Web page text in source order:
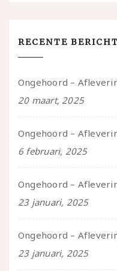
RECENTE
20 maart, 2025
6 februari, 2025
23 januari, 2025
23 januari, 2025